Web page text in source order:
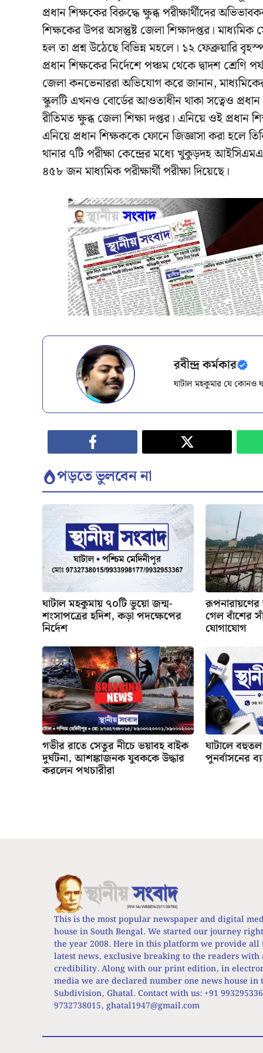
প্রধান শিক্ষকের বিরুদ্ধে ক্ষুব্ধ পরীক্ষার্থীদের
শিক্ষকের উপর অসন্তুষ্ট জেলা শিক্ষাদপ্তর। মাধ্যমিক
হল তা প্রশ্ন উঠেছে বিভিন্ন মহলে। ১২ ফেব্রুয়ারি
প্রধান শিক্ষকের নির্দেশে পঞ্চম থেকে দ্বাদশ শ্রেণি
জেলা কনভেনাররা অভিযোগ করে জানান,
স্কুলটি এখনও বোর্ডের আওতাধীন থাকা সত্বেও
রীতিমত ক্ষুব্ধ জেলা শিক্ষা দপ্তর। এনিয়ে ওই
এনিয়ে প্রধান শিক্ষককে ফোনে জিজ্ঞাসা করা হলে
থানার ৭টি পরীক্ষা কেন্দ্রের মধ্যে খুকুড়দহ
৪৫৮ জন মাধ্যমিক পরীক্ষার্থী পরীক্ষা দিয়েছে।
রবীন্দ্র কর্মকার
ঘাটাল মহকুমার যে কোনও
পড়তে ভুলবেন না
ঘাটাল মহকুমায় ৭০টি ভুয়ো জন্ম-
শংসাপত্রের হদিশ, কড়া পদক্ষেপের
নির্দেশ
গেল বাঁশের
যোগাযোগ
গভীর রাতে সেতুর নীচে ভয়াবহ বাইক
দুর্ঘটনা, আশঙ্কাজনক যুবককে উদ্ধার
করলেন পথচারীরা
ঘাটালে
পুনর্বাসনের
This is the most popular newspaper and digital
house in South Bengal. We started our journey
the year 2008. Here in this platform we provide all
latest news, exclusive breaking to the readers with
credibility. Along with our print edition, in
media we are declared number one news house in
Subdivision, Ghatal. Contact with us: +91
9732738015, ghatal1947@gmail.com